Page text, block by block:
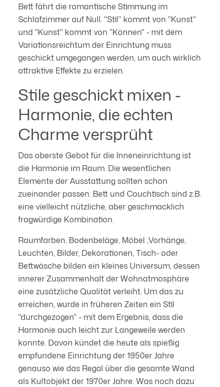
Bett fährt die romantische Stimmung im
Schlafzimmer auf Null. "Stil" kommt von "Kunst"
und "Kunst" kommt von "Können" - mit dem
Variationsreichtum der Einrichtung muss
geschickt umgegangen werden, um auch wirklich
attraktive Effekte zu erzielen.
Stile geschickt mixen -
Harmonie, die echten
Charme versprüht
Das oberste Gebot für die Inneneinrichtung ist
die Harmonie im Raum. Die wesentlichen
Elemente der Ausstattung sollten schon
zueinander passen. Bett und Couchtisch sind z.B.
eine vielleicht nützliche, aber geschmacklich
fragwürdige Kombination.
Raumfarben, Bodenbeläge, Möbel ,Vorhänge,
Leuchten, Bilder, Dekorationen, Tisch- oder
Bettwäsche bilden ein kleines Universum, dessen
innerer Zusammenhalt der Wohnatmosphäre
eine zusätzliche Qualität verleiht. Um das zu
erreichen, wurde in früheren Zeiten ein Stil
"durchgezogen" - mit dem Ergebnis, dass die
Harmonie auch leicht zur Langeweile werden
konnte. Davon kündet die heute als spießig
empfundene Einrichtung der 1950er Jahre
genauso wie das Regal über die gesamte Wand
als Kultobjekt der 1970er Jahre. Was noch dazu